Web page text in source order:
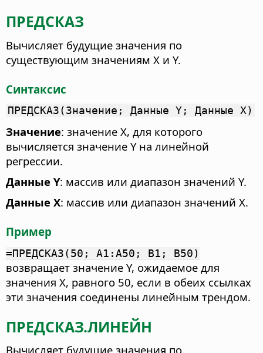
ПРЕДСКАЗ
Вычисляет будущие значения по
существующим значениям X и Y.
Синтаксис
ПРЕДСКАЗ(Значение; Данные Y; Данные X)
Значение: значение Х, для которого
вычисляется значение Y на линейной
регрессии.
Данные Y: массив или диапазон значений Y.
Данные X: массив или диапазон значений X.
Пример
=ПРЕДСКАЗ(50; A1:A50; B1; B50)
возвращает значение Y, ожидаемое для
значения X, равного 50, если в обеих ссылках
эти значения соединены линейным трендом.
ПРЕДСКАЗ.ЛИНЕЙН
Вычисляет будущие значения по